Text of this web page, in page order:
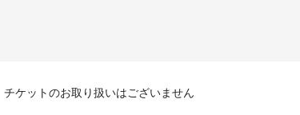
チケットのお取り扱いはございません